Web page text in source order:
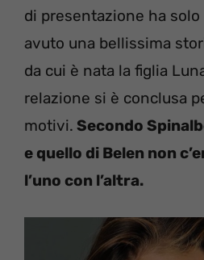
di presentazione ha
avuto una bellissima
da cui è nata la figlia
relazione si è conclusa
motivi. Secondo
e quello di Belen non
l’uno con l’altra.